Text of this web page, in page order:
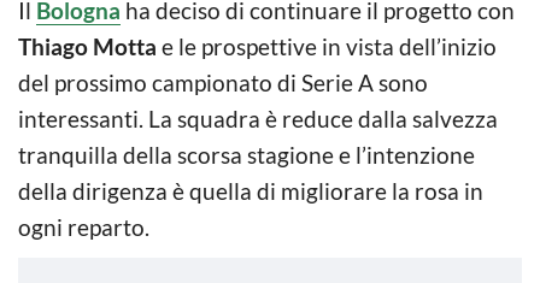
Il Bologna ha deciso di continuare il progetto con
Thiago Motta e le prospettive in vista dell’inizio
del prossimo campionato di Serie A sono
interessanti. La squadra è reduce dalla salvezza
tranquilla della scorsa stagione e l’intenzione
della dirigenza è quella di migliorare la rosa in
ogni reparto.